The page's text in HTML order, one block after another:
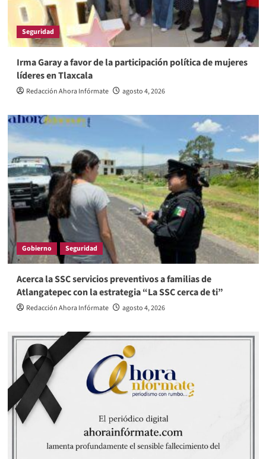
Seguridad
Irma Garay a favor de la participación política de mujeres
líderes en Tlaxcala
Redacción Ahora Infórmate agosto 4, 2026
Gobierno Seguridad
Acerca la SSC servicios preventivos a familias de
Atlangatepec con la estrategia “La SSC cerca de ti”
Redacción Ahora Infórmate agosto 4, 2026